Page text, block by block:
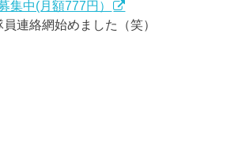
集中(月額777円）
連絡網始めました（笑）